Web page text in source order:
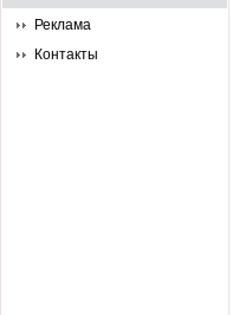
Реклама
Контакты